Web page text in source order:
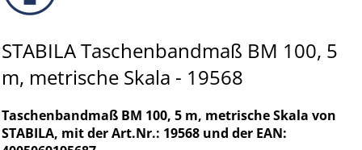
STABILA Taschenbandmaß BM 100, 5
m, metrische Skala - 19568
Taschenbandmaß BM 100, 5 m, metrische Skala von
STABILA, mit der Art.Nr.: 19568 und der EAN: